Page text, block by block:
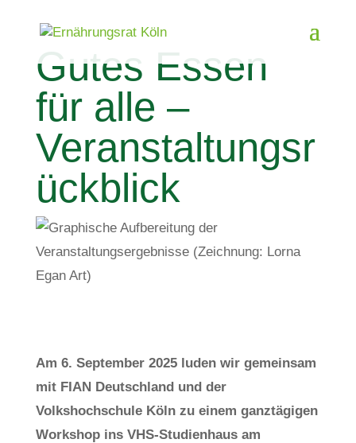
Gutes Essen
für alle –
Veranstaltungsr
ückblick
Am 6. September 2025 luden wir gemeinsam
mit FIAN Deutschland und der
Volkshochschule Köln zu einem ganztägigen
Workshop ins VHS-Studienhaus am